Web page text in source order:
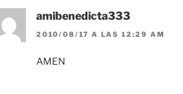
amibenedicta333
2010/08/17 A LAS 12:29 AM
AMEN